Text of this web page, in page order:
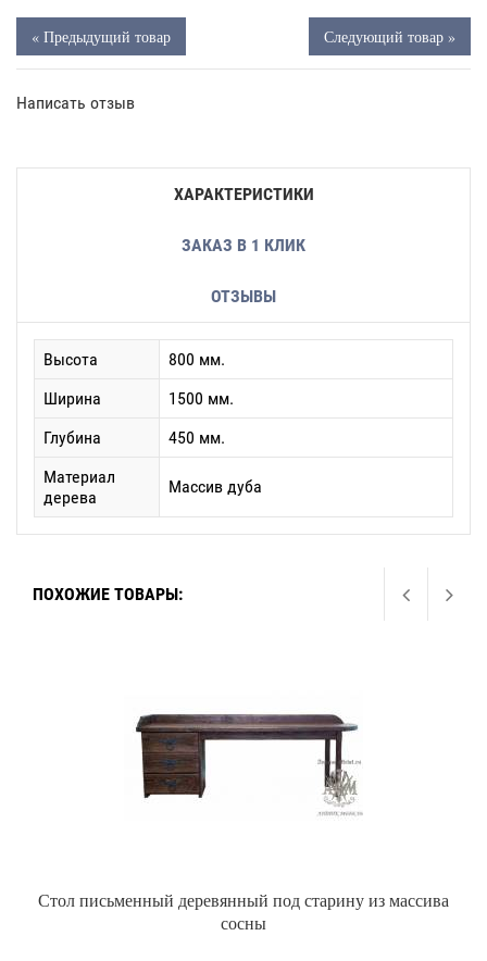
« Предыдущий товар Следующий товар »
Написать отзыв
ХАРАКТЕРИСТИКИ
ЗАКАЗ В 1 КЛИК
ОТЗЫВЫ
Высота
800 мм.
Ширина
1500 мм.
Глубина
450 мм.
Материал
дерева
Массив дуба
ПОХОЖИЕ ТОВАРЫ:
Стол письменный деревянный под старину из массива
сосны